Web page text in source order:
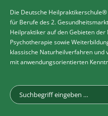
Die Deutsche
für Berufe des 2.
Heilpraktiker auf den Gebieten
Psychotherapie sowie
klassische Naturheilverfahren und
mit anwendungsorientierten